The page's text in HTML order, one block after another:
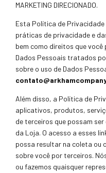
MARKETING DIRECIONADO.
Esta Política de
práticas de privacidade e
bem como direitos que você
Dados Pessoais tratados
sobre o uso de Dados
Além disso, a Política de
aplicativos, produtos,
de terceiros que possam
da Loja. O acesso a esses
possa resultar na coleta ou
sobre você por terceiros.
ou fazemos quaisquer